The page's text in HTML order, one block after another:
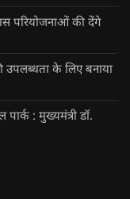
परियोजनाओं की देंगे
उपलब्धता के लिए बनाया
: मुख्यमंत्री डॉ.